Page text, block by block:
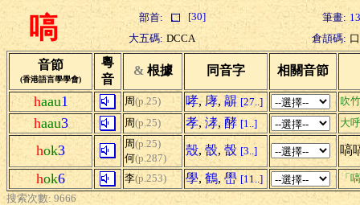
嗃 部首: [30] 筆畫: 13
大五碼: DCCA 倉頡碼:
音節
(香港語言學學會)
粵
音
& 根據 同音字 相關音節
haau1 周(p.25) 哮, 庨, 髜 [27..] 吹
haau3 周(p.25) 孝, 涍, 酵 [1..] 大呼
hok3 周(p.25)
何(p.287)
殼, 嗀, 嗀 [3..] 嗃
hok6 李(p.253) 學, 鶴, 嶨 [11..]
「
搜索次數: 9666